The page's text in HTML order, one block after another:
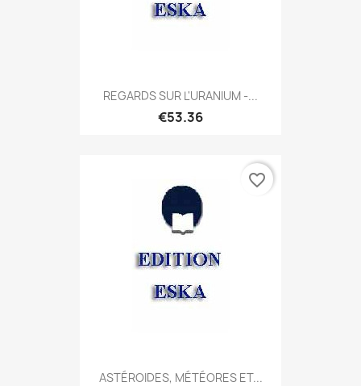
REGARDS SUR L'URANIUM -...
€53.36
ASTÉROIDES, MÉTÉORES ET...
favorite_border